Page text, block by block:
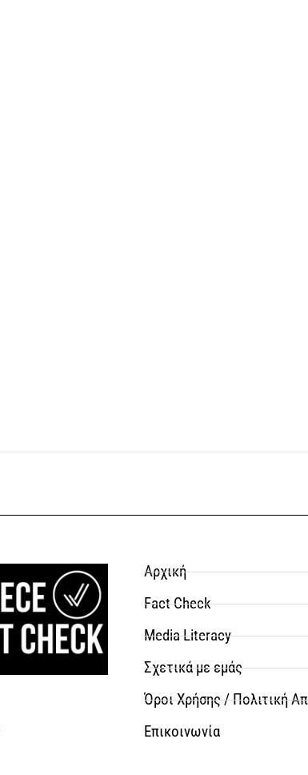
Αρχική
Fact Check
Media Literacy
Σχετικά με εμάς
Όροι Χρήσης / Πολιτική
Επικοινωνία